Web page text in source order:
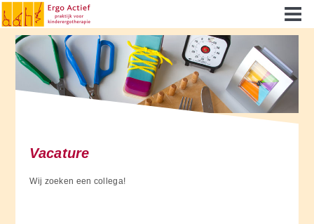
Vacature
Wij zoeken een collega!